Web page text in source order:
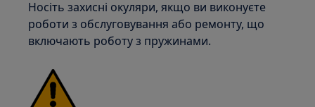
Носіть захисні окуляри, якщо ви виконуєте
роботи з обслуговування або ремонту, що
включають роботу з пружинами.